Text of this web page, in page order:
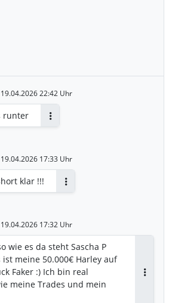
19.04.2026 22:42 Uhr
runter
19.04.2026 17:33 Uhr
klar !!!
19.04.2026 17:32 Uhr
wie es da steht Sascha P
ist meine 50.000€ Harley auf
Faker :) Ich bin real
meine Trades und mein